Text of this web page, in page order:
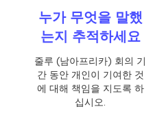
누가 무엇을 말했
는지 추적하세요
줄루 (남아프리카) 회의 기
간 동안 개인이 기여한 것
에 대해 책임을 지도록 하
십시오.